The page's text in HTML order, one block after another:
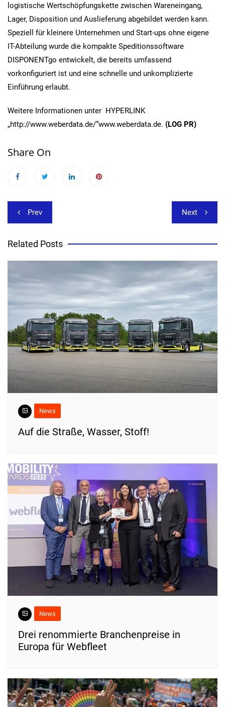
logistische Wertschöpfungskette zwischen Wareneingang,
Lager, Disposition und Auslieferung abgebildet werden kann.
Speziell für kleinere Unternehmen und Start-ups ohne eigene
IT-Abteilung wurde die kompakte Speditionssoftware
DISPONENTgo entwickelt, die bereits umfassend
vorkonfiguriert ist und eine schnelle und unkomplizierte
Einführung erlaubt.
Weitere Informationen unter HYPERLINK
„http://www.weberdata.de/“www.weberdata.de. (LOG PR)
Share On
Beitragsnavigation
Prev Next
Related Posts
News
​Auf die Straße, Wasser, Stoff!
News
Drei renommierte Branchenpreise in
Europa für Webfleet